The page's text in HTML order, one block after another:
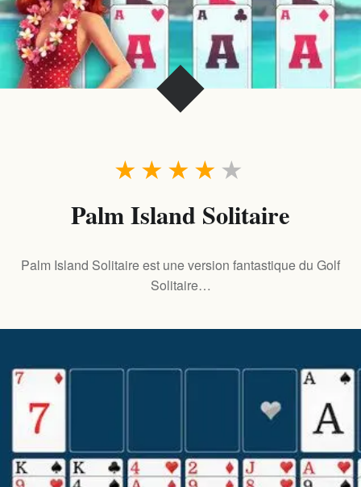
★
★
★
★
★
Palm Island Solitaire
Palm Island Solitaire est une version fantastique du Golf
Solitaire…